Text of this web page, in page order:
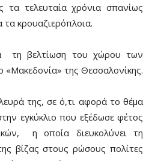
τα τελευταία χρόνια σπανίως
κρουαζιερόπλοια.
τη βελτίωση του χώρου των
«Μακεδονία» της Θεσσαλονίκης.
της, σε ό,τι αφορά το θέμα
εγκύκλιο που εξέδωσε φέτος
η οποία διευκολύνει τη
βίζας στους ρώσους πολίτες